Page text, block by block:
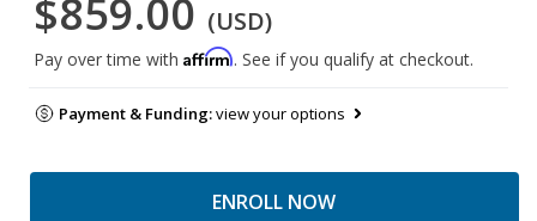
$859.00 (USD)
Pay over time with Affirm. See if you qualify at checkout.
Payment & Funding:view your options
ENROLL NOW